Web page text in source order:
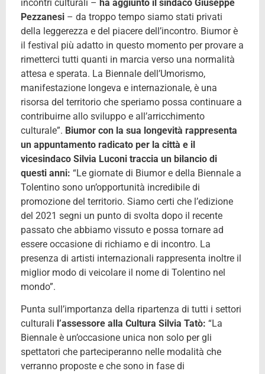
incontri culturali – ha aggiunto il sindaco Giuseppe
Pezzanesi – da troppo tempo siamo stati privati
della leggerezza e del piacere dell’incontro. Biumor è
il festival più adatto in questo momento per provare a
rimetterci tutti quanti in marcia verso una normalità
attesa e sperata. La Biennale dell’Umorismo,
manifestazione longeva e internazionale, è una
risorsa del territorio che speriamo possa continuare a
contribuirne allo sviluppo e all’arricchimento
culturale”. Biumor con la sua longevità rappresenta
un appuntamento radicato per la città e il
vicesindaco Silvia Luconi traccia un bilancio di
questi anni: “Le giornate di Biumor e della Biennale a
Tolentino sono un’opportunità incredibile di
promozione del territorio. Siamo certi che l’edizione
del 2021 segni un punto di svolta dopo il recente
passato che abbiamo vissuto e possa tornare ad
essere occasione di richiamo e di incontro. La
presenza di artisti internazionali rappresenta inoltre il
miglior modo di veicolare il nome di Tolentino nel
mondo”.
Punta sull’importanza della ripartenza di tutti i settori
culturali l’assessore alla Cultura Silvia Tatò: “La
Biennale è un’occasione unica non solo per gli
spettatori che parteciperanno nelle modalità che
verranno proposte e che sono in fase di